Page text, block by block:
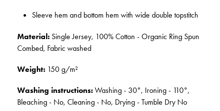
Sleeve hem and bottom hem with wide double topstitch
Material: Single Jersey, 100% Cotton - Organic Ring Spun
Combed, Fabric washed
Weight: 150 g/m²
Washing instructions:Washing - 30°, Ironing - 110°,
Bleaching - No, Cleaning - No, Drying - Tumble Dry No